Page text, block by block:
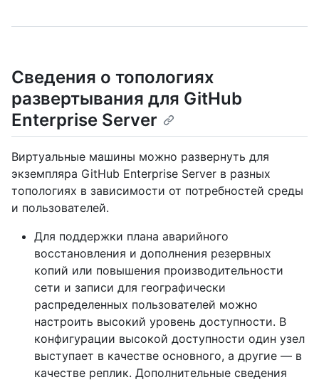
Сведения о топологиях
развертывания для GitHub
Enterprise Server
Виртуальные машины можно развернуть для
экземпляра GitHub Enterprise Server в разных
топологиях в зависимости от потребностей среды
и пользователей.
Для поддержки плана аварийного
восстановления и дополнения резервных
копий или повышения производительности
сети и записи для географически
распределенных пользователей можно
настроить высокий уровень доступности. В
конфигурации высокой доступности один узел
выступает в качестве основного, а другие — в
качестве реплик. Дополнительные сведения